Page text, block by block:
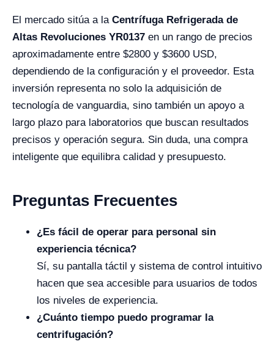
El mercado sitúa a la Centrífuga Refrigerada de
Altas Revoluciones YR0137 en un rango de precios
aproximadamente entre $2800 y $3600 USD,
dependiendo de la configuración y el proveedor. Esta
inversión representa no solo la adquisición de
tecnología de vanguardia, sino también un apoyo a
largo plazo para laboratorios que buscan resultados
precisos y operación segura. Sin duda, una compra
inteligente que equilibra calidad y presupuesto.
Preguntas Frecuentes
¿Es fácil de operar para personal sin
experiencia técnica?
Sí, su pantalla táctil y sistema de control intuitivo
hacen que sea accesible para usuarios de todos
los niveles de experiencia.
¿Cuánto tiempo puedo programar la
centrifugación?